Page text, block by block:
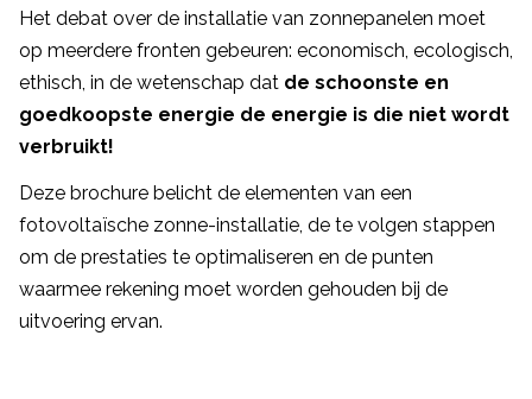
Het debat over de installatie van zonnepanelen moet
op meerdere fronten gebeuren: economisch, ecologisch,
ethisch, in de wetenschap dat de schoonste en
goedkoopste energie de energie is die niet wordt
verbruikt!
Deze brochure belicht de elementen van een
fotovoltaïsche zonne-installatie, de te volgen stappen
om de prestaties te optimaliseren en de punten
waarmee rekening moet worden gehouden bij de
uitvoering ervan.